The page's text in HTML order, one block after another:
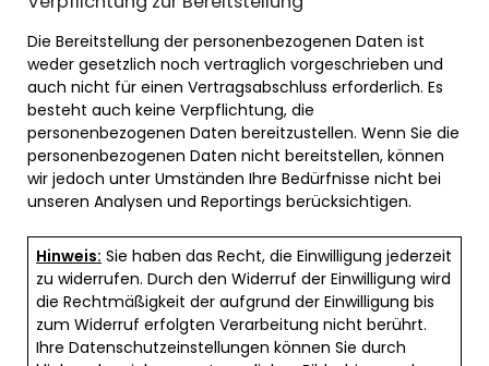
Die Bereitstellung der personenbezogenen Daten ist
weder gesetzlich noch vertraglich vorgeschrieben und
auch nicht für einen Vertragsabschluss erforderlich. Es
besteht auch keine Verpflichtung, die
personenbezogenen Daten bereitzustellen. Wenn Sie die
personenbezogenen Daten nicht bereitstellen, können
wir jedoch unter Umständen Ihre Bedürfnisse nicht bei
unseren Analysen und Reportings berücksichtigen.
Hinweis: Sie haben das Recht, die Einwilligung jederzeit
zu widerrufen. Durch den Widerruf der Einwilligung wird
die Rechtmäßigkeit der aufgrund der Einwilligung bis
zum Widerruf erfolgten Verarbeitung nicht berührt.
Ihre Datenschutzeinstellungen können Sie durch